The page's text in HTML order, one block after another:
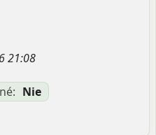
21:08
Nie